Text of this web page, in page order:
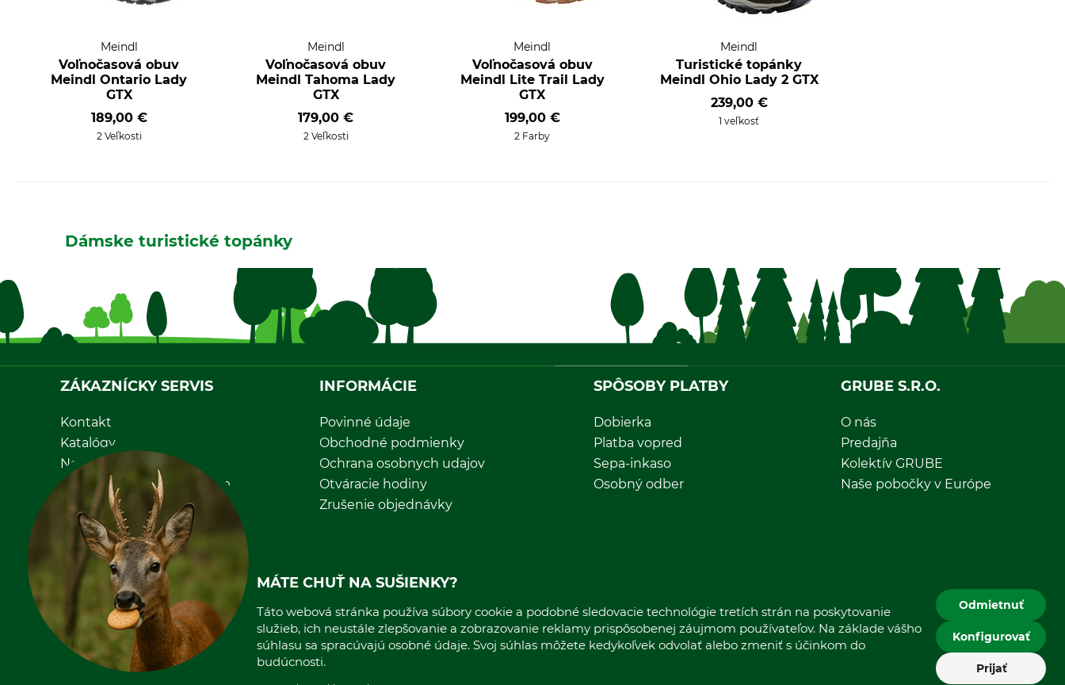
Meindl
Voľnočasová obuv
Meindl Ontario Lady
GTX
189,00 €
2 Veľkosti
Meindl
Voľnočasová obuv
Meindl Tahoma Lady
GTX
179,00 €
2 Veľkosti
Meindl
Voľnočasová obuv
Meindl Lite Trail Lady
GTX
199,00 €
2 Farby
Meindl
Turistické topánky
Meindl Ohio Lady 2 GTX
239,00 €
1 veľkosť
Dámske turistické topánky
ZÁKAZNÍCKY SERVIS
Kontakt
Katalógy
Newsletter
Nastavenia súborov cookie
Priama objednávka
INFORMÁCIE
Povinné údaje
Obchodné podmienky
Ochrana osobnych udajov
Otváracie hodiny
Zrušenie objednávky
SPÔSOBY PLATBY
Dobierka
Platba vopred
Sepa-inkaso
Osobný odber
GRUBE S.R.O.
O nás
Predajňa
Kolektív GRUBE
Naše pobočky v Európe
MÁTE CHUŤ NA SUŠIENKY?
Táto webová stránka používa súbory cookie a podobné sledovacie technológie tretích strán na poskytovanie
služieb, ich neustále zlepšovanie a zobrazovanie reklamy prispôsobenej záujmom používateľov. Na základe vášho
súhlasu sa spracúvajú osobné údaje. Svoj súhlas môžete kedykoľvek odvolať alebo zmeniť s účinkom do
budúcnosti.
Odmietnuť
Konfigurovať
Prijať